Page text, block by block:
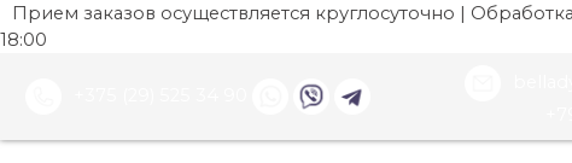
Прием заказов осуществляется круглосуточно |
18:00